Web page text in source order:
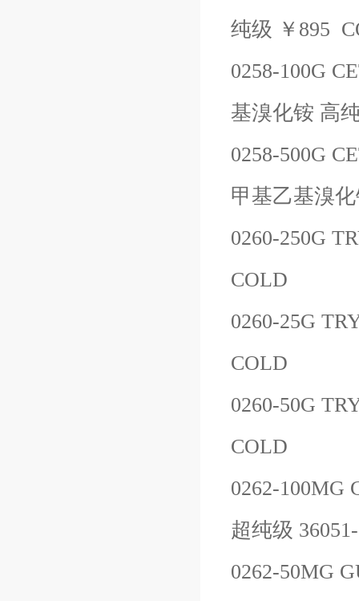
纯级 ￥ 895
0258-100G
基溴化铵 高
0258-500G
甲基乙基溴
0260-250G
COLD
0260-25G
COLD
0260-50G
COLD
0262-100MG
超纯级
0262-50MG